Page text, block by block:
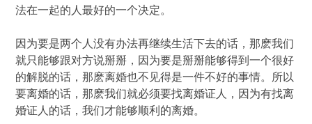
法在一起的人最好的一个决定。
因为要是两个人没有办法再继续生活下去的话，那麽我们
就只能够跟对方说掰掰，因为要是掰掰能够得到一个很好
的解脱的话，那麽离婚也不见得是一件不好的事情。所以
要离婚的话，那麽我们就必须要找离婚证人，因为有找离
婚证人的话，我们才能够顺利的离婚。